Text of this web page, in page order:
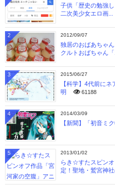
子供「歴史の勉強
二次美少女エロ画...
2012/09/07
独居のおばあちゃ
クルトおばちゃん
2
2015/06/27
【科学】4代前に
明
61188
3
2014/03/09
【新聞】「初音ミ
4
2013/01/02
らき☆すたスピン
定！聖地・鷲宮神
5